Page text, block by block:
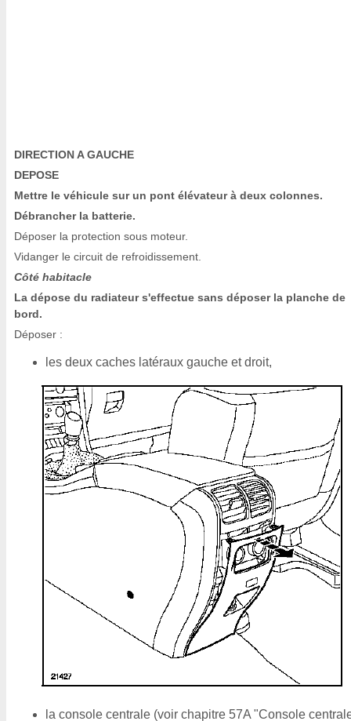
DIRECTION A GAUCHE
DEPOSE
Mettre le véhicule sur un pont élévateur à deux colonnes.
Débrancher la batterie.
Déposer la protection sous moteur.
Vidanger le circuit de refroidissement.
Côté habitacle
La dépose du radiateur s'effectue sans déposer la planche de
bord.
Déposer :
les deux caches latéraux gauche et droit,
la console centrale (voir chapitre 57A "Console